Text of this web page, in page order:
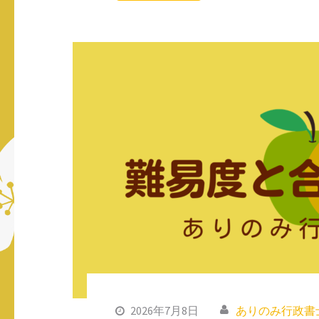
2026年7月8日 ありのみ行政書